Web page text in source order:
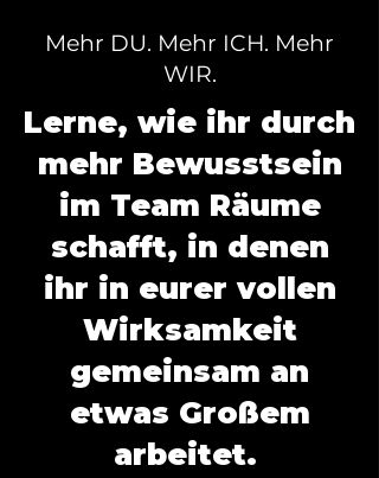
Mehr DU. Mehr ICH. Mehr
WIR.
Lerne, wie ihr durch
mehr Bewusstsein
im Team Räume
schafft, in denen
ihr in eurer vollen
Wirksamkeit
gemeinsam an
etwas Großem
arbeitet.